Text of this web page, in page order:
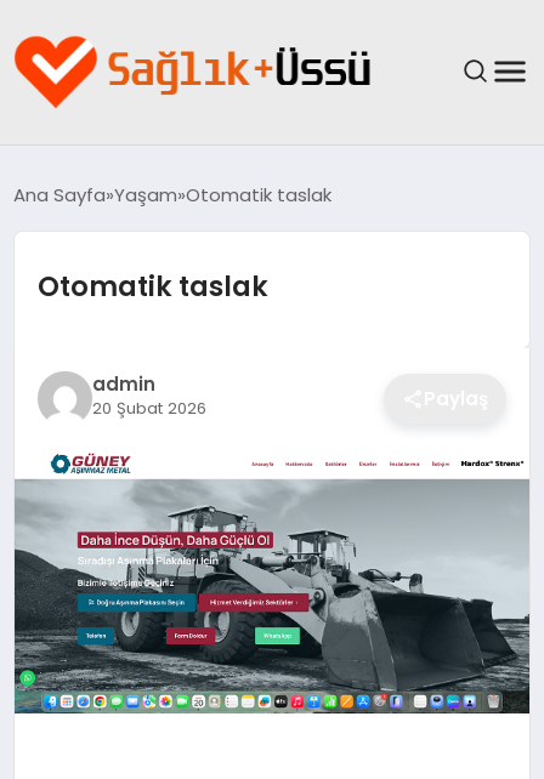
YAŞAM
SAĞLIK
SPOR & FITNESS
Ana Sayfa Yaşam Otomatik taslak
Otomatik taslak
admin
20 Şubat 2026